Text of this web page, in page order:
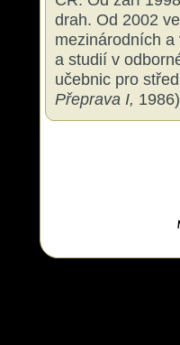
drah. Od 2002
mezinárodních
a studií v
učebnic pro
Přeprava I,